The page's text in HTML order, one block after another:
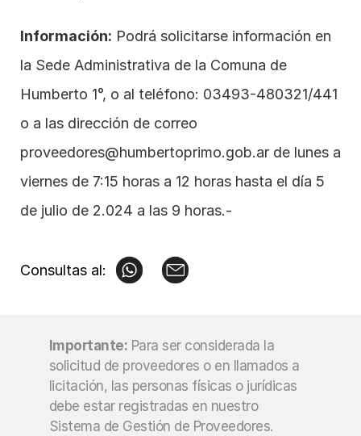
Información: Podrá solicitarse información en
la Sede Administrativa de la Comuna de
Humberto 1°, o al teléfono: 03493-480321/441
proveedores@humbertoprimo.gob.ar de lunes a
viernes de 7:15 horas a 12 horas hasta el día 5
de julio de 2.024 a las 9 horas.-
Consultas al:
Importante: Para ser considerada la
solicitud de proveedores o en llamados a
licitación, las personas físicas o jurídicas
debe estar registradas en nuestro
Sistema de Gestión de Proveedores.